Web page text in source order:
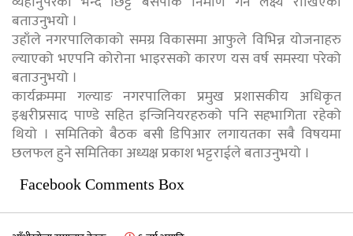
बताउनुभयो ।
उहाँले नगरपालिकाको समग्र विकासमा आफुले विभिन्न योजनाहरु
ल्याएको भएपनि कोरोना भाइरसको कारण यस वर्ष समस्या परेको
बताउनुभयो ।
कार्यक्रममा गल्याङ नगरपालिका प्रमुख प्रशासकीय अधिकृत
इश्वरीप्रसाद पाण्डे सहित इन्जिनियरहरुको पनि सहभागिता रहेको
थियो । समितिको बैठक बसी डिपिआर लगायतका सबै विषयमा
छलफल हुने समितिका अध्यक्ष प्रकाश भट्टराईले बताउनुभयो ।
Facebook Comments Box